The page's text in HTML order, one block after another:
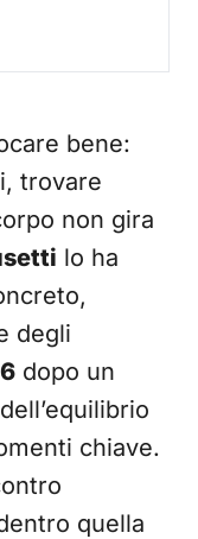
bene:
trovare
non gira
lo ha
degli
dopo un
chiave.
quella